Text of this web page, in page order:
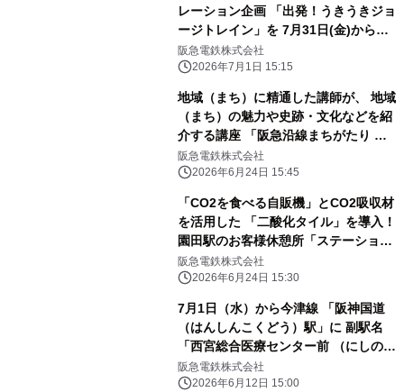
レーション企画 「出発！うきうきジョ
ージトレイン」を 7月31日(金)からス
タートします！
阪急電鉄株式会社
2026年7月1日 15:15
地域（まち）に精通した講師が、 地域
（まち）の魅力や史跡・文化などを紹
介する講座 「阪急沿線まちがたり ～
きっと出会える、 このまちの魅力～」
を開催します
阪急電鉄株式会社
2026年6月24日 15:45
「CO2を食べる自販機」とCO2吸収材
を活用した 「二酸化タイル」を導入！
園田駅のお客様休憩所「ステーション
＋（プラス）」を アサヒ飲料と連携し
環境に配慮した 休憩所にリニューアル
阪急電鉄株式会社
2026年6月24日 15:30
7月1日（水）から今津線 「阪神国道
（はんしんこくどう）駅」に 副駅名
「西宮総合医療センター前 （にしのみ
やそうごういりょうせんたーまえ）」
を 設定します
阪急電鉄株式会社
2026年6月12日 15:00